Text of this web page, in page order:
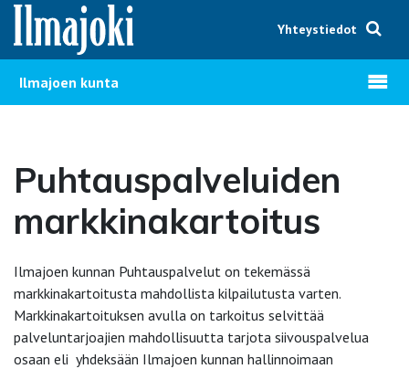
Hyppää sisältöön
Yhteystiedot
Ilmajoen kunta Avaa
Puhtauspalveluiden
markkinakartoitus
Ilmajoen kunnan Puhtauspalvelut on tekemässä
markkinakartoitusta mahdollista kilpailutusta varten.
Markkinakartoituksen avulla on tarkoitus selvittää
palveluntarjoajien mahdollisuutta tarjota siivouspalvelua
osaan eli yhdeksään Ilmajoen kunnan hallinnoimaan